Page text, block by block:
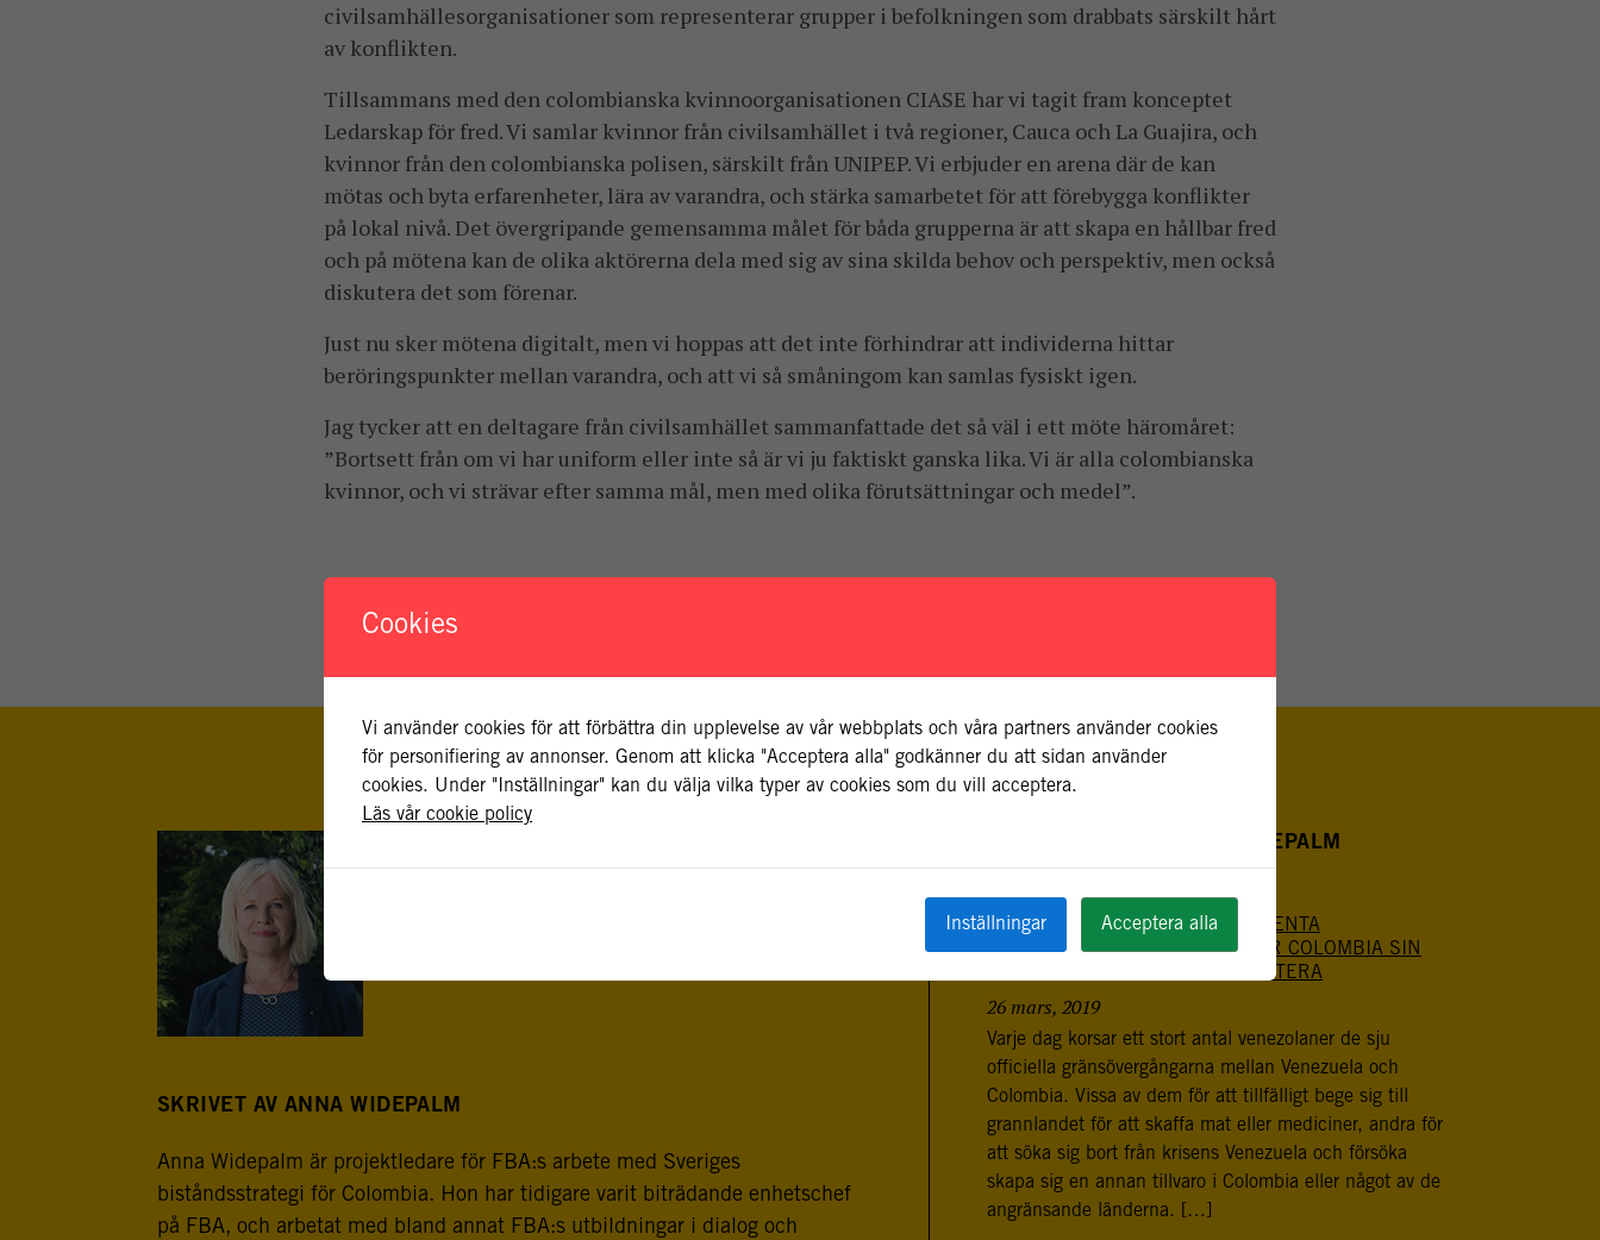
civilsamhällesorganisationer som representerar grupper i befolkningen som drabbats särskilt hårt
av konflikten.
Tillsammans med den colombianska kvinnoorganisationen CIASE har vi tagit fram konceptet
Ledarskap för fred. Vi samlar kvinnor från civilsamhället i två regioner, Cauca och La Guajira, och
kvinnor från den colombianska polisen, särskilt från UNIPEP. Vi erbjuder en arena där de kan
mötas och byta erfarenheter, lära av varandra, och stärka samarbetet för att förebygga konflikter
på lokal nivå. Det övergripande gemensamma målet för båda grupperna är att skapa en hållbar fred
och på mötena kan de olika aktörerna dela med sig av sina skilda behov och perspektiv, men också
diskutera det som förenar.
Just nu sker mötena digitalt, men vi hoppas att det inte förhindrar att individerna hittar
beröringspunkter mellan varandra, och att vi så småningom kan samlas fysiskt igen.
Jag tycker att en deltagare från civilsamhället sammanfattade det så väl i ett möte häromåret:
”Bortsett från om vi har uniform eller inte så är vi ju faktiskt ganska lika. Vi är alla colombianska
kvinnor, och vi strävar efter samma mål, men med olika förutsättningar och medel”.
SKRIVET AV ANNA WIDEPALM
Anna Widepalm är projektledare för FBA:s arbete med Sveriges
biståndsstrategi för Colombia. Hon har tidigare varit biträdande enhetschef
på FBA, och arbetat med bland annat FBA:s utbildningar i dialog och
FLER INLÄGG AV ANNA WIDEPALM
PARALLELLT MED DEN TURBULENTA
SITUATIONEN I VENEZUELA HAR COLOMBIA SIN
EGEN FREDSPROCESS ATT HANTERA
26 mars, 2019
Varje dag korsar ett stort antal venezolaner de sju
officiella gränsövergångarna mellan Venezuela och
Colombia. Vissa av dem för att tillfälligt bege sig till
grannlandet för att skaffa mat eller mediciner, andra för
att söka sig bort från krisens Venezuela och försöka
skapa sig en annan tillvaro i Colombia eller något av de
angränsande länderna. […]
Cookies
Vi använder cookies för att förbättra din upplevelse av vår webbplats och våra partners använder cookies
för personifiering av annonser. Genom att klicka "Acceptera alla" godkänner du att sidan använder
cookies. Under "Inställningar" kan du välja vilka typer av cookies som du vill acceptera.
Läs vår cookie policy
Inställningar Acceptera alla